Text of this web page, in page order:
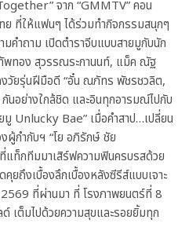
จาก “GMMTV” คอน
ย ที่ให้แฟนๆ ได้ร่วมทำกิจกรรมสนุกๆ
คำถาม เปิดตำราจีบแบบสายมูกับนัก
พทอง สุวรรณระกานนท์, แม็ค ณัฐ
วัยรุ่นฝีมือดี “อั๋น ณภัทร พัชรชวลิต,
อย่างใกล้ชิด และอินทุกอารมณ์ไปกับ
Unlucky Bae” เมื่อคำสาป…เปลี่ยน
ผู้กำกับฯ “โย อภิรักษ์ ชัย
แท็กทีมมาเสิร์ฟความฟินครบรสด้วย
ยถึงเบื้องลึกเบื้องหลังซีรีส์แบบเจาะ
ที่ผ่านมา ที่ โรงภาพยนตร์ที่ 8
ด์ เต็มไปด้วยความสุขและรอยยิ้มทุก